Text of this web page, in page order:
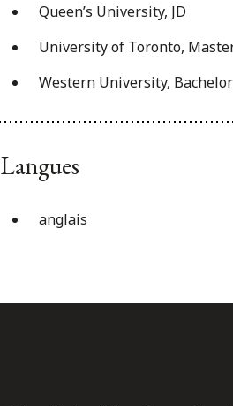
Queen’s University, JD
University of Toronto,
Western University,
Langues
anglais